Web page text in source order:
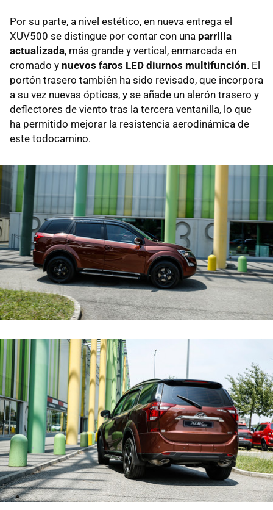
Por su parte, a nivel estético, en nueva entrega el
XUV500 se distingue por contar con una parrilla
actualizada, más grande y vertical, enmarcada en
cromado y nuevos faros LED diurnos multifunción. El
portón trasero también ha sido revisado, que incorpora
a su vez nuevas ópticas, y se añade un alerón trasero y
deflectores de viento tras la tercera ventanilla, lo que
ha permitido mejorar la resistencia aerodinámica de
este todocamino.